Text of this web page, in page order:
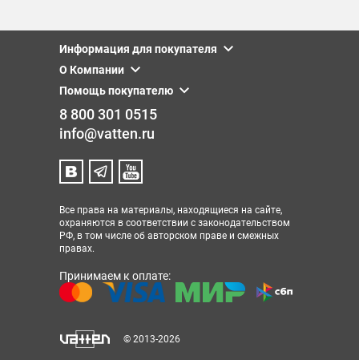
Информация для покупателя
О Компании
Помощь покупателю
8 800 301 0515
info@vatten.ru
Все права на материалы, находящиеся на сайте,
охраняются в соответствии с законодательством
РФ, в том числе об авторском праве и смежных
правах.
Принимаем к оплате:
© 2013-2026